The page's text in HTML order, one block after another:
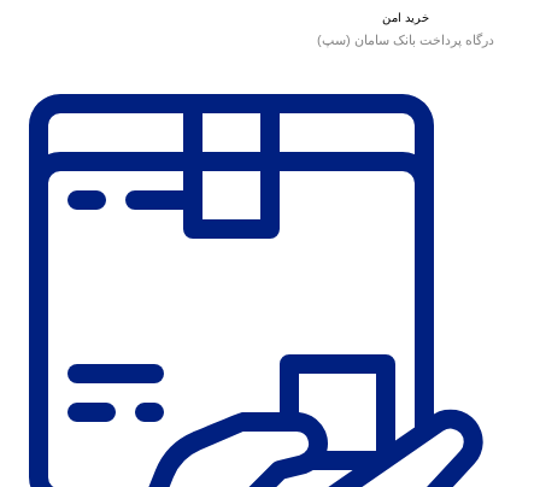
خرید امن
درگاه پرداخت بانک سامان (سپ)